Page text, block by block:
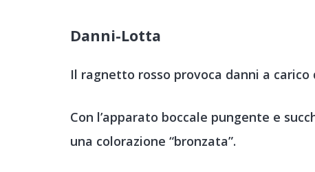
Danni-Lotta
Il ragnetto rosso provoca danni a
Con l’apparato boccale pungente e
una colorazione “bronzata”.